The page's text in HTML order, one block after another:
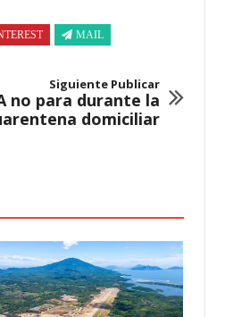
MAIL
Siguiente Publicar
no para durante la
domiciliar